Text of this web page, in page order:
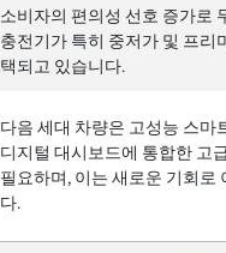
소비자의 편의성 선호 증가로
충전기가 특히 중저가 및 프리
택되고 있습니다.
다음 세대 차량은 고성능 스마
디지털 대시보드에 통합한 고
필요하며, 이는 새로운 기회로
다.